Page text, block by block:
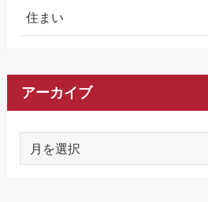
住まい
アーカイブ